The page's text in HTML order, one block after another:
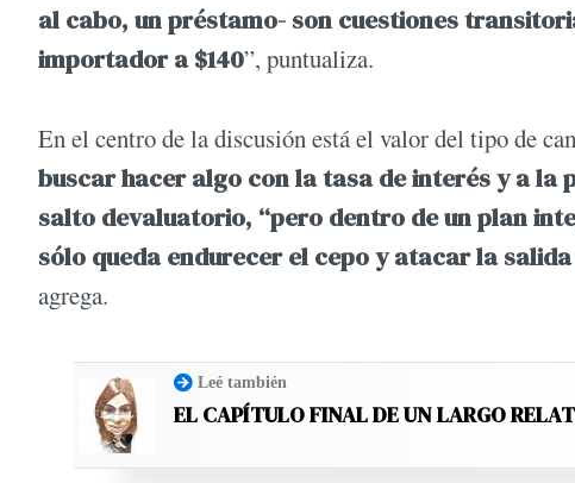
al cabo, un préstamo- son cuestiones
importador a $140”, puntualiza.
En el centro de la discusión está el valor del tipo de
buscar hacer algo con la tasa de interés y a
salto devaluatorio, “pero dentro de un plan
sólo queda endurecer el cepo y atacar la
agrega.
Leé también
EL CAPÍTULO FINAL DE UN LARGO